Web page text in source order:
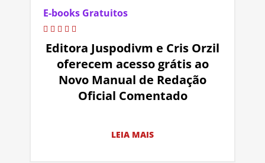
E-books Gratuitos
Editora Juspodivm e Cris Orzil
oferecem acesso grátis ao
Novo Manual de Redação
Oficial Comentado
LEIA MAIS